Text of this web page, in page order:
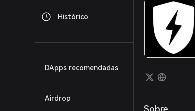
Español (Argentina)
Histórico
DApps recomendadas
Airdrop